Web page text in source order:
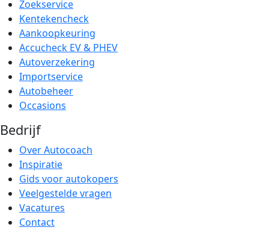
Zoekservice
Kentekencheck
Aankoopkeuring
Accucheck EV & PHEV
Autoverzekering
Importservice
Autobeheer
Occasions
Bedrijf
Over Autocoach
Inspiratie
Gids voor autokopers
Veelgestelde vragen
Vacatures
Contact